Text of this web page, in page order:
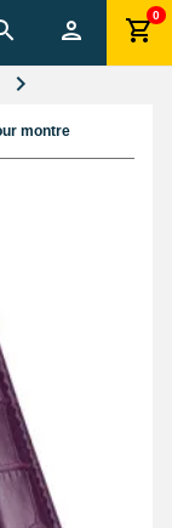
0
montre